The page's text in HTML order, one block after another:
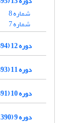
شماره 8
شماره 7
دوره 12 (1394)
دوره 11 (1393)
دوره 10 (1391)
دوره 9 (1390)